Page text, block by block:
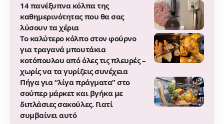
14 πανέξυπνα κόλπα της
καθημερινότητας που θα σας
λύσουν τα χέρια
Το καλύτερο κόλπο στον φούρνο
για τραγανά μπουτάκια
κοτόπουλου από όλες τις πλευρές –
χωρίς να τα γυρίζεις συνέχεια
Πήγα για “λίγα πράγματα” στο
σούπερ μάρκετ και βγήκα με
διπλάσιες σακούλες. Γιατί
συμβαίνει αυτό